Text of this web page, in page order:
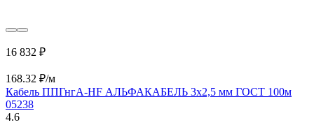
16 832 ₽
168.32 ₽/м
Кабель ППГнгA-HF АЛЬФАКАБЕЛЬ 3х2,5 мм ГОСТ 100м
05238
4.6